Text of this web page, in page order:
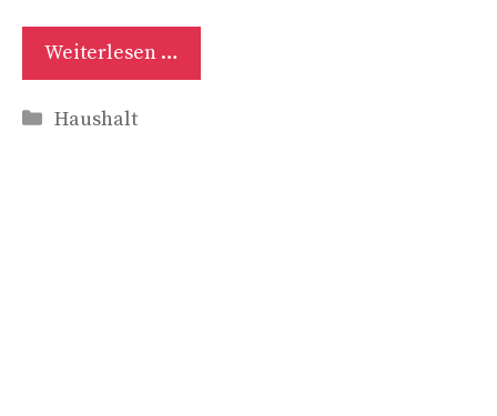
Weiterlesen …
Kategorien
Haushalt